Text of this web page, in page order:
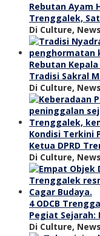
Rebutan Ayam
Trenggalek,
Di Culture, News
Rebutan
Tradisi Sakral
Di Culture, News
Kondisi Terkini
Ketua DPRD
Di Culture, News
4 ODCB
Pegiat
Di Culture, News